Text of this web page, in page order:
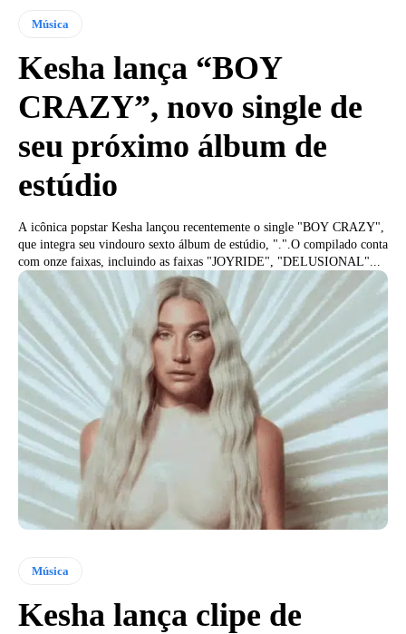
Música
Kesha lança “BOY
CRAZY”, novo single de
seu próximo álbum de
estúdio
A icônica popstar Kesha lançou recentemente o single "BOY CRAZY",
que integra seu vindouro sexto álbum de estúdio, ".".O compilado conta
com onze faixas, incluindo as faixas "JOYRIDE", "DELUSIONAL"...
Música
Kesha lança clipe de